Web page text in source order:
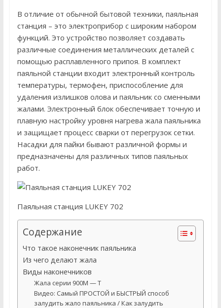
В отличие от обычной бытовой техники, паяльная
станция – это электроприбор с широким набором
функций. Это устройство позволяет создавать
различные соединения металлических деталей с
помощью расплавленного припоя. В комплект
паяльной станции входит электронный контроль
температуры, термофен, приспособление для
удаления излишков олова и паяльник со сменными
жалами. Электронный блок обеспечивает точную и
плавную настройку уровня нагрева жала паяльника
и защищает процесс сварки от перегрузок сетки.
Насадки для пайки бывают различной формы и
предназначены для различных типов паяльных
работ.
Паяльная станция LUKEY 702
Содержание
Что такое наконечник паяльника
Из чего делают жала
Виды наконечников
Жала серии 900М — Т
Видео: Самый ПРОСТОЙ и БЫСТРЫЙ способ
залудить жало паяльника / Как залудить